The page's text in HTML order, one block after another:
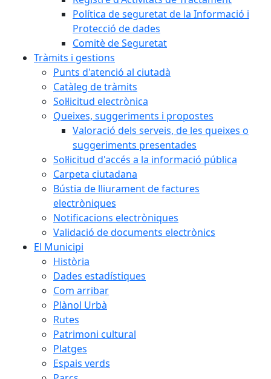
Política de seguretat de la Informació i
Protecció de dades
Comitè de Seguretat
Tràmits i gestions
Punts d'atenció al ciutadà
Catàleg de tràmits
Sol·licitud electrònica
Queixes, suggeriments i propostes
Valoració dels serveis, de les queixes o
suggeriments presentades
Sol·licitud d'accés a la informació pública
Carpeta ciutadana
Bústia de lliurament de factures
electròniques
Notificacions electròniques
Validació de documents electrònics
El Municipi
Història
Dades estadístiques
Com arribar
Plànol Urbà
Rutes
Patrimoni cultural
Platges
Espais verds